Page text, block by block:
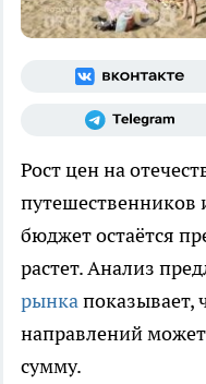
Рост цен на
путешественников
бюджет остаётся
растет. Анализ
рынкапоказывает,
направлений
сумму.